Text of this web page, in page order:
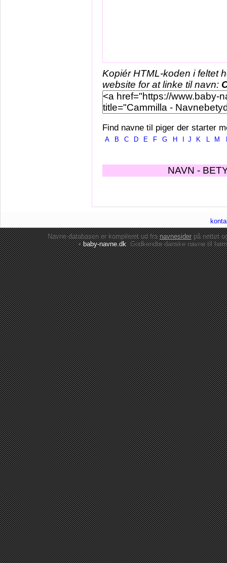
Kopiér HTML-koden i feltet
website for at linke til navn:
Find navne til piger der starter
A B C D E F G H J K L M
NAVN -
Navne-databasen er kompileret ud franavnesiderpå nettet
•baby-navne.dk: Godkendte danskenavne til børn